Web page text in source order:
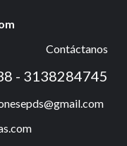
Contáctanos
- 3138284745